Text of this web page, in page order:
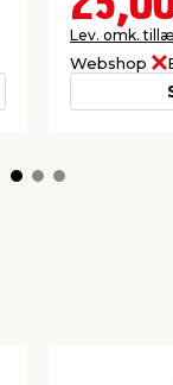
Lev. omk.
Webshop